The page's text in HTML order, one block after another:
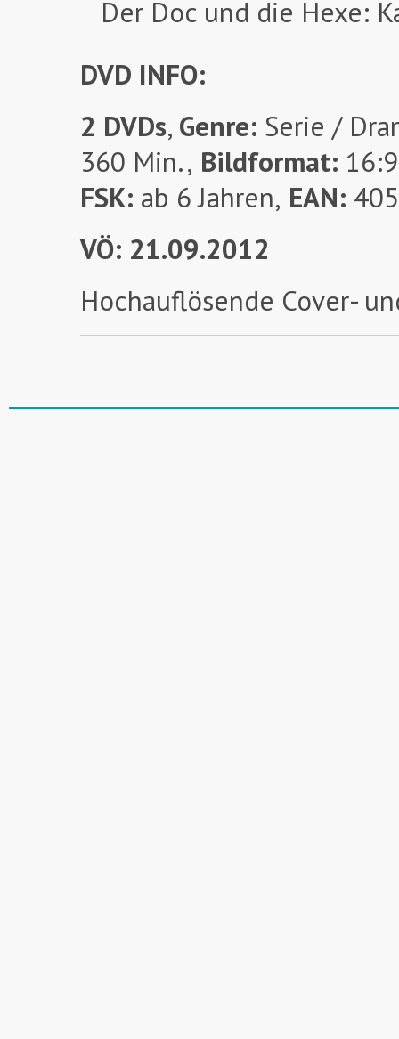
Der Doc und die Hexe:
DVD INFO:
2 DVDs, Genre: Serie /
360 Min., Bildformat:
FSK: ab 6 Jahren, EAN:
VÖ: 21.09.2012
Hochauflösende Cover-